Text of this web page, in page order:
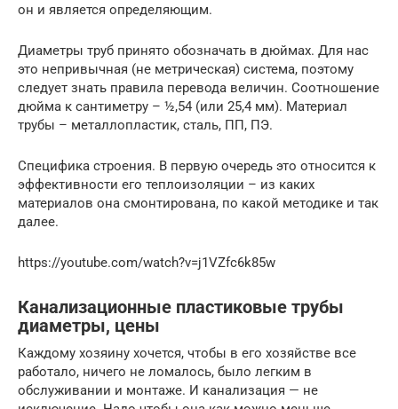
он и является определяющим.
Диаметры труб принято обозначать в дюймах. Для нас
это непривычная (не метрическая) система, поэтому
следует знать правила перевода величин. Соотношение
дюйма к сантиметру – ½,54 (или 25,4 мм). Материал
трубы – металлопластик, сталь, ПП, ПЭ.
Специфика строения. В первую очередь это относится к
эффективности его теплоизоляции – из каких
материалов она смонтирована, по какой методике и так
далее.
https://youtube.com/watch?v=j1VZfc6k85w
Канализационные пластиковые трубы
диаметры, цены
Каждому хозяину хочется, чтобы в его хозяйстве все
работало, ничего не ломалось, было легким в
обслуживании и монтаже. И канализация — не